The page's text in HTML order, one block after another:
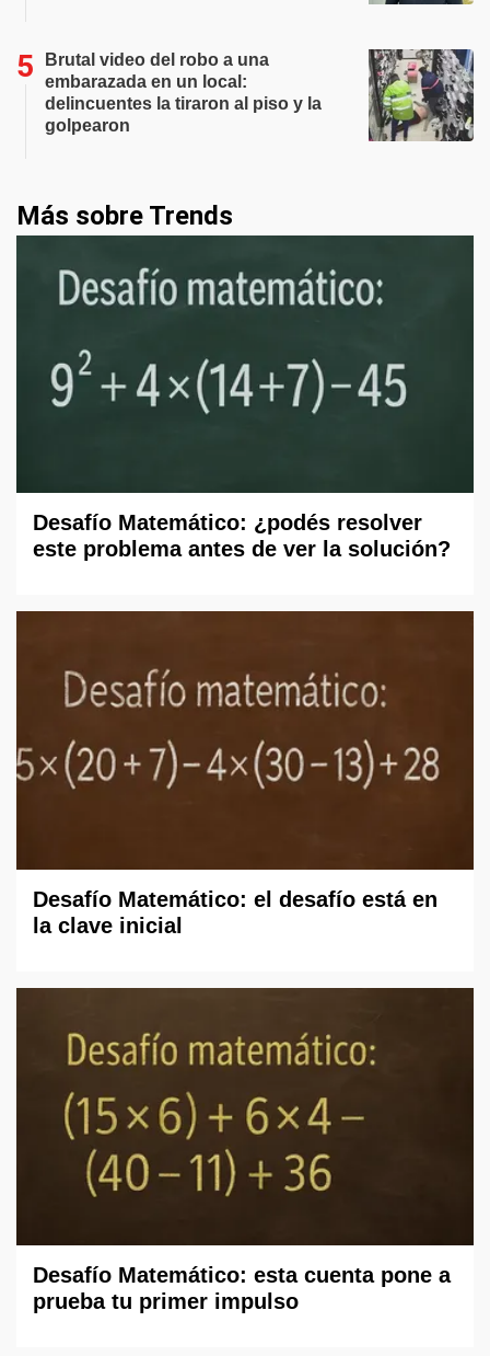
Brutal video del robo a una
embarazada en un local:
delincuentes la tiraron al piso y la
golpearon
Más sobre Trends
Desafío Matemático: ¿podés resolver
este problema antes de ver la solución?
Desafío Matemático: el desafío está en
la clave inicial
Desafío Matemático: esta cuenta pone a
prueba tu primer impulso